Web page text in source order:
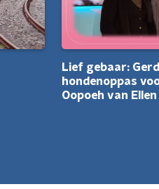
Lief gebaar:
hondenoppas
Oopoeh van Ellen